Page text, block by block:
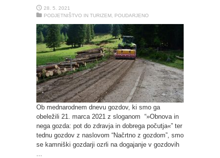
28. 5. 2021
PODJETNIŠTVO IN TURIZEM
POUDARJENO
Ob mednarodnem dnevu gozdov, ki smo ga
obeležili 21. marca 2021 z sloganom “»Obnova in
nega gozda: pot do zdravja in dobrega počutja«” ter
tednu gozdov z naslovom “Načrtno z gozdom”, smo
se kamniški gozdarji ozrli na dogajanje v gozdovih
...